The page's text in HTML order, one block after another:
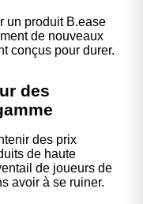
un produit B.ease
de nouveaux
conçus pour durer.
des
des prix
de haute
de joueurs de
avoir à se ruiner.